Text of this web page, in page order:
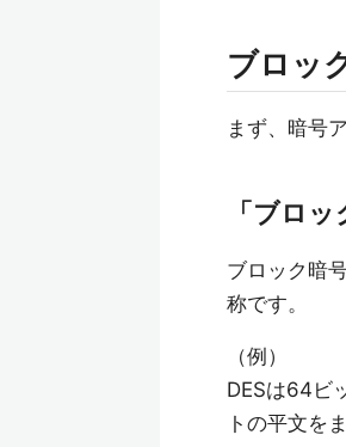
ブロッ
まず、暗号
「ブロッ
ブロック暗
称です。
（例）
DESは64ビ
トの平文を